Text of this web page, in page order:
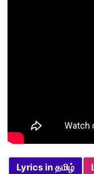
Lyrics in தமிழ்